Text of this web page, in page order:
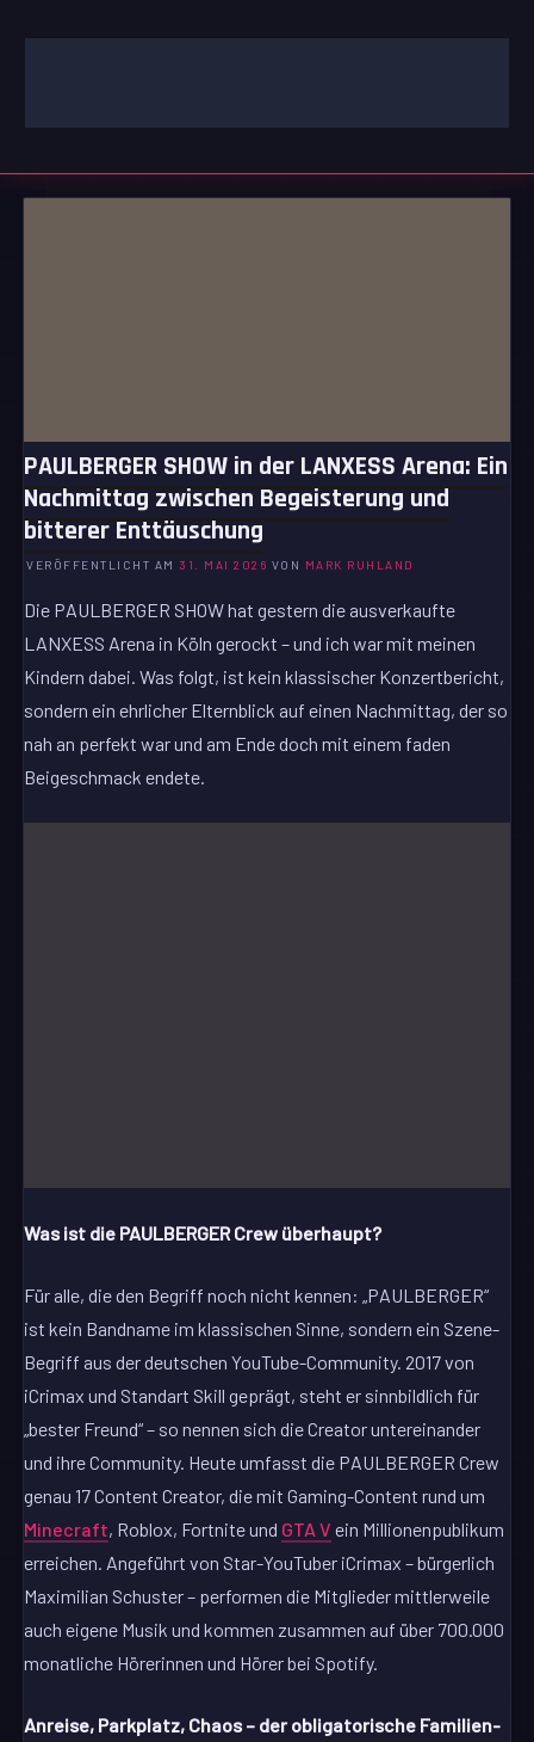
Inhalt
PAULBERGER SHOW in der LANXESS Arena: Ein
Nachmittag zwischen Begeisterung und
bitterer Enttäuschung
VERÖFFENTLICHT AM 31. MAI 2026 VON MARK RUHLAND
Die PAULBERGER SHOW hat gestern die ausverkaufte
LANXESS Arena in Köln gerockt – und ich war mit meinen
Kindern dabei. Was folgt, ist kein klassischer Konzertbericht,
sondern ein ehrlicher Elternblick auf einen Nachmittag, der so
nah an perfekt war und am Ende doch mit einem faden
Beigeschmack endete.
Was ist die PAULBERGER Crew überhaupt?
Für alle, die den Begriff noch nicht kennen: „PAULBERGER“
ist kein Bandname im klassischen Sinne, sondern ein Szene-
Begriff aus der deutschen YouTube-Community. 2017 von
iCrimax und Standart Skill geprägt, steht er sinnbildlich für
„bester Freund“ – so nennen sich die Creator untereinander
und ihre Community. Heute umfasst die PAULBERGER Crew
genau 17 Content Creator, die mit Gaming-Content rund um
Minecraft, Roblox, Fortnite und GTA V ein Millionenpublikum
erreichen. Angeführt von Star-YouTuber iCrimax – bürgerlich
Maximilian Schuster – performen die Mitglieder mittlerweile
auch eigene Musik und kommen zusammen auf über 700.000
monatliche Hörerinnen und Hörer bei Spotify.
Anreise, Parkplatz, Chaos – der obligatorische Familien-